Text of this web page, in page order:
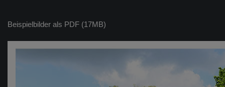
Beispielbilder als PDF (17MB)